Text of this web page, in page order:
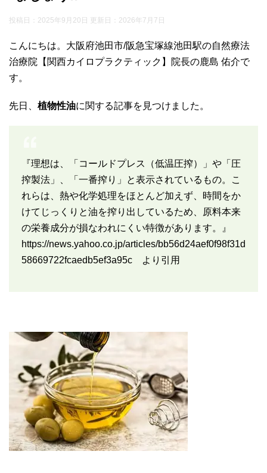
投稿日：2025年9月20日 更新日： 2026年7月7日
こんにちは。大阪府池田市/阪急宝塚線池田駅の自然療法
治療院【関西カイロプラクティック】院長の鹿島 佑介で
す。
先日、 植物性油に関する記事を見つけました。
『理想は、「コールドプレス（低温圧搾）」や「圧
搾製法」、「一番搾り」と表示されているもの。こ
れらは、熱や化学処理をほとんど加えず、時間をか
けてじっくりと油を搾り出しているため、原料本来
の栄養成分が損なわれにくい特徴があります。』
https://news.yahoo.co.jp/articles/bb56d24aef0f98f31d
58669722fcaedb5ef3a95c より引用